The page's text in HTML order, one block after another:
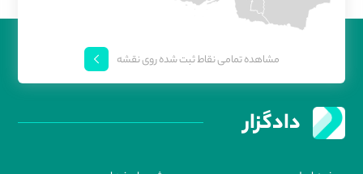
مشاهده تمامی نقاط ثبت شده روی نقشه
دادگزار